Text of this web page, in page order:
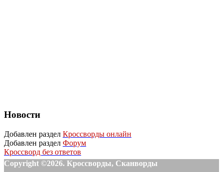
Новости
Добавлен раздел Кроссворды онлайн
Добавлен раздел Форум
Кроссворд без ответов
Copyright ©2026. Кроссворды, Сканворды